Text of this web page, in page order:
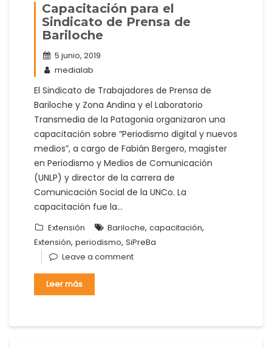
Capacitación para el
Sindicato de Prensa de
Bariloche
5 junio, 2019
medialab
El Sindicato de Trabajadores de Prensa de
Bariloche y Zona Andina y el Laboratorio
Transmedia de la Patagonia organizaron una
capacitación sobre “Periodismo digital y nuevos
medios”, a cargo de Fabián Bergero, magister
en Periodismo y Medios de Comunicación
(UNLP) y director de la carrera de
Comunicación Social de la UNCo. La
capacitación fue la…
Extensión Bariloche, capacitación,
Extensión, periodismo, SiPreBa
Leave a comment
Leer más